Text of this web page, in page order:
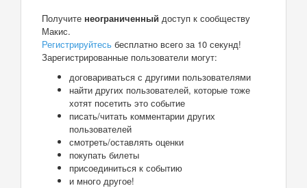
Получите неограниченный доступ к сообществу
Макис.
Регистрируйтесь бесплатно всего за 10 секунд!
Зарегистрированные пользователи могут:
договариваться с другими пользователями
найти других пользователей, которые тоже
хотят посетить это событие
писать/читать комментарии других
пользователей
смотреть/оставлять оценки
покупать билеты
присоединиться к событию
и много другое!